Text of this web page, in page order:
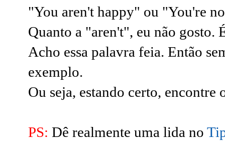
"You aren't happy" ou "You're
Quanto a "aren't", eu não gosto.
Acho essa palavra feia. Então
exemplo.
Ou seja, estando certo,
PS: Dê realmente uma lida no